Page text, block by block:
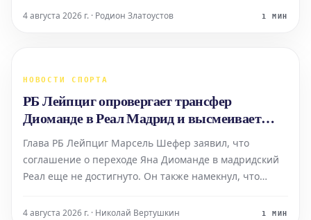
ряды клуба "Брентфорд".
4 августа 2026 г. · Родион Златоустов 1 МИН
НОВОСТИ СПОРТА
РБ Лейпциг опровергает трансфер
Диоманде в Реал Мадрид и высмеивает
Романо за преждевременное "Here We Go"
Глава РБ Лейпциг Марсель Шефер заявил, что
соглашение о переходе Яна Диоманде в мадридский
Реал еще не достигнуто. Он также намекнул, что
с объявлением о трансфере, используя свою
4 августа 2026 г. · Николай Вертушкин 1 МИН